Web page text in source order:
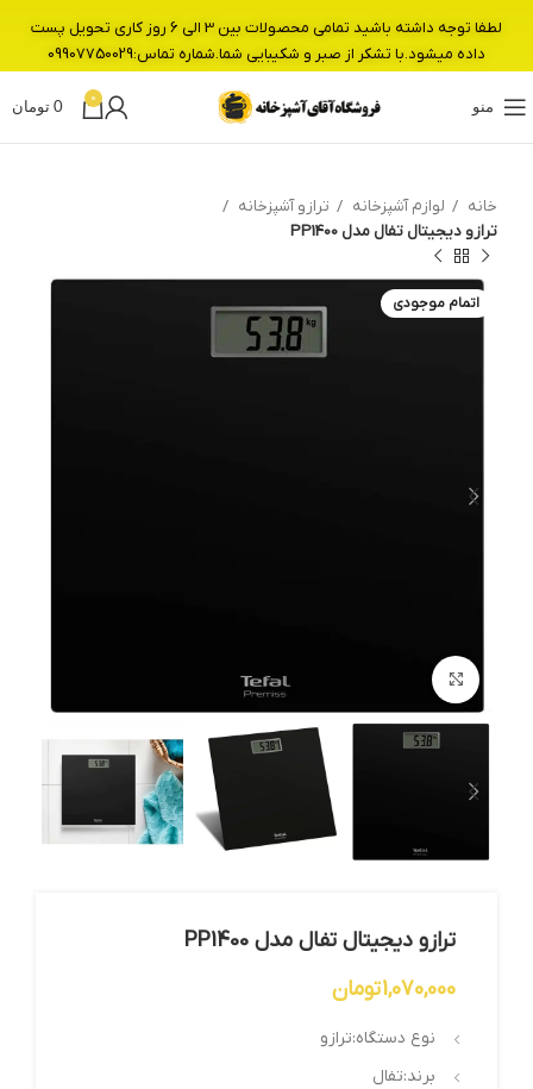
منو
0
0 تومان
خانه لوازم آشپزخانه
ترازو آشپزخانه
ترازو دیجیتال تفال مدل PP1400
اتمام موجودی
ترازو دیجیتال تفال مدل PP1400
1,070,000تومان
نوع دستگاه:ترازو
برند:تفال
لطفا توجه داشته باشید تمامی محصولات بین 3 الی 6 روز کاری تحویل پست
داده میشود.با تشکر از صبر و شکیبایی شما.شماره تماس:09907750029